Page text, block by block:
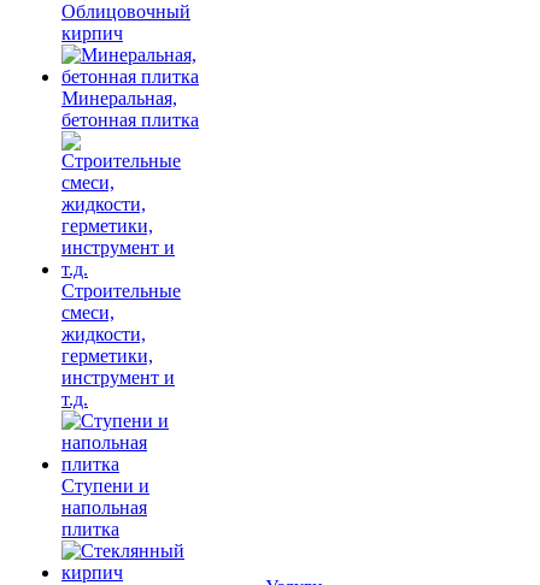
Облицовочный
кирпич
Минеральная,
бетонная плитка
Строительные
смеси,
жидкости,
герметики,
инструмент и
т.д.
Ступени и
напольная
плитка